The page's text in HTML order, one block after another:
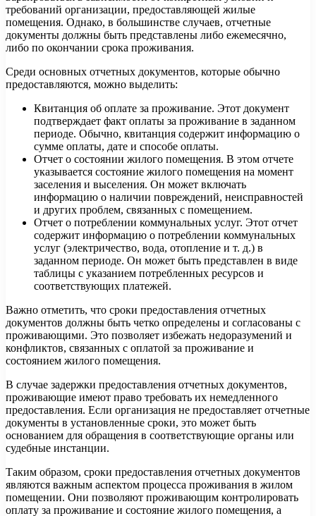
требований организации, предоставляющей жилые
помещения. Однако, в большинстве случаев, отчетные
документы должны быть представлены либо ежемесячно,
либо по окончании срока проживания.
Среди основных отчетных документов, которые обычно
предоставляются, можно выделить:
Квитанция об оплате за проживание. Этот документ
подтверждает факт оплаты за проживание в заданном
периоде. Обычно, квитанция содержит информацию о
сумме оплаты, дате и способе оплаты.
Отчет о состоянии жилого помещения. В этом отчете
указывается состояние жилого помещения на момент
заселения и выселения. Он может включать
информацию о наличии повреждений, неисправностей
и других проблем, связанных с помещением.
Отчет о потреблении коммунальных услуг. Этот отчет
содержит информацию о потреблении коммунальных
услуг (электричество, вода, отопление и т. д.) в
заданном периоде. Он может быть представлен в виде
таблицы с указанием потребленных ресурсов и
соответствующих платежей.
Важно отметить, что сроки предоставления отчетных
документов должны быть четко определены и согласованы с
проживающими. Это позволяет избежать недоразумений и
конфликтов, связанных с оплатой за проживание и
состоянием жилого помещения.
В случае задержки предоставления отчетных документов,
проживающие имеют право требовать их немедленного
предоставления. Если организация не предоставляет отчетные
документы в установленные сроки, это может быть
основанием для обращения в соответствующие органы или
судебные инстанции.
Таким образом, сроки предоставления отчетных документов
являются важным аспектом процесса проживания в жилом
помещении. Они позволяют проживающим контролировать
оплату за проживание и состояние жилого помещения, а